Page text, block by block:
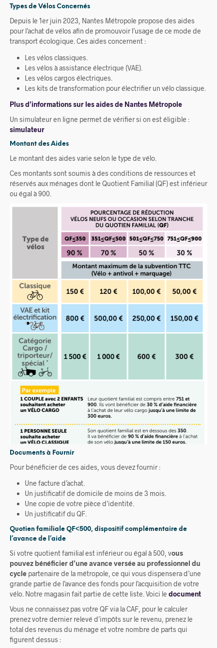
Types de Vélos Concernés
Depuis le 1er juin 2023, Nantes Métropole propose des aides
pour l’achat de vélos afin de promouvoir l’usage de ce mode de
transport écologique. Ces aides concernent :
Les vélos classiques.
Les vélos à assistance électrique (VAE).
Les vélos cargos électriques.
Les kits de transformation pour électrifier un vélo classique.
Plus d’informations sur les aides de Nantes Métropole
Un simulateur en ligne permet de vérifier si on est éligible :
simulateur
Montant des Aides
Le montant des aides varie selon le type de vélo.
Ces montants sont soumis à des conditions de ressources et
réservés aux ménages dont le Quotient Familial (QF) est inférieur
ou égal à 900.
Documents à Fournir
Pour bénéficier de ces aides, vous devez fournir :
Une facture d’achat.
Un justificatif de domicile de moins de 3 mois.
Une copie de votre pièce d’identité.
Un justificatif du QF.
Quotien familiale QF<500, dispositif complémentaire de
l’avance de l’aide
Si votre quotient familial est inférieur ou égal à 500, vous
pouvez bénéficier d’une avance versée au professionnel du
cycle partenaire de la métropole, ce qui vous dispensera d’une
grande partie de l’avance des fonds pour l’acquisition de votre
vélo. Notre magasin fait partie de cette liste. Voici le document
Vous ne connaissez pas votre QF via la CAF, pour le calculer
prenez votre dernier relevé d’impôts sur le revenu, prenez le
total des revenus du ménage et votre nombre de parts qui
figurent dessus :